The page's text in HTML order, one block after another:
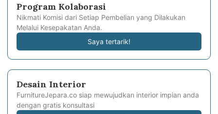
Program Kolaborasi
Nikmati Komisi dari Setiap Pembelian yang Dilakukan
Melalui Kesepakatan Anda.
Saya tertarik!
Desain Interior
FurnitureJepara.co siap mewujudkan interior impian anda
dengan gratis konsultasi